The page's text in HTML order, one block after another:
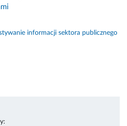
informacji sektora publicznego